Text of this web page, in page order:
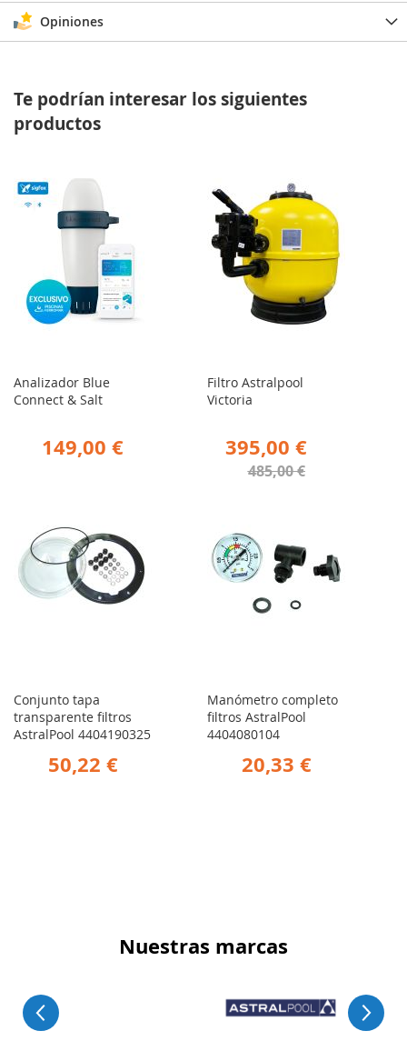
Opiniones
Te podrían interesar los siguientes
productos
Analizador Blue
Connect & Salt
149,00 €
Filtro Astralpool
Victoria
395,00 €
485,00 €
Conjunto tapa
transparente filtros
AstralPool 4404190325
50,22 €
Manómetro completo
filtros AstralPool
4404080104
20,33 €
Nuestras marcas